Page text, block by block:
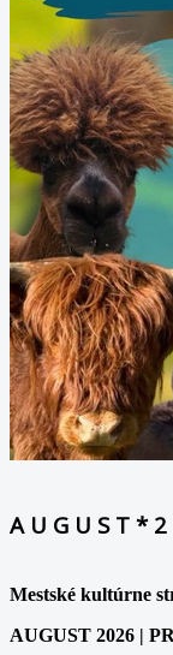
A U G U S T *
Mestské kultúrne
AUGUST 2026 |